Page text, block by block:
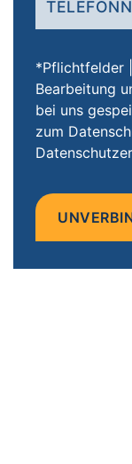
*Pflichtfelder
Bearbeitung
bei uns
zum
lasse
leer.